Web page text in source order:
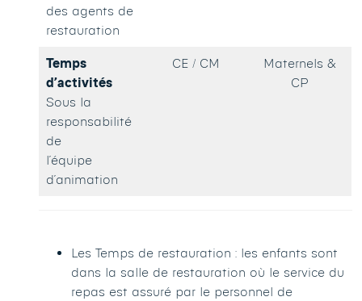
des agents de
restauration
Temps
d’activités
Sous la
responsabilité
de
l’équipe
d’animation
CE / CM
Maternels &
CP
Les Temps de restauration : les enfants sont
dans la salle de restauration où le service du
repas est assuré par le personnel de